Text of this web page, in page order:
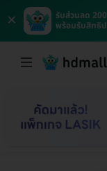
×
รับส่วนลด
พร้อมรับสิทธิป